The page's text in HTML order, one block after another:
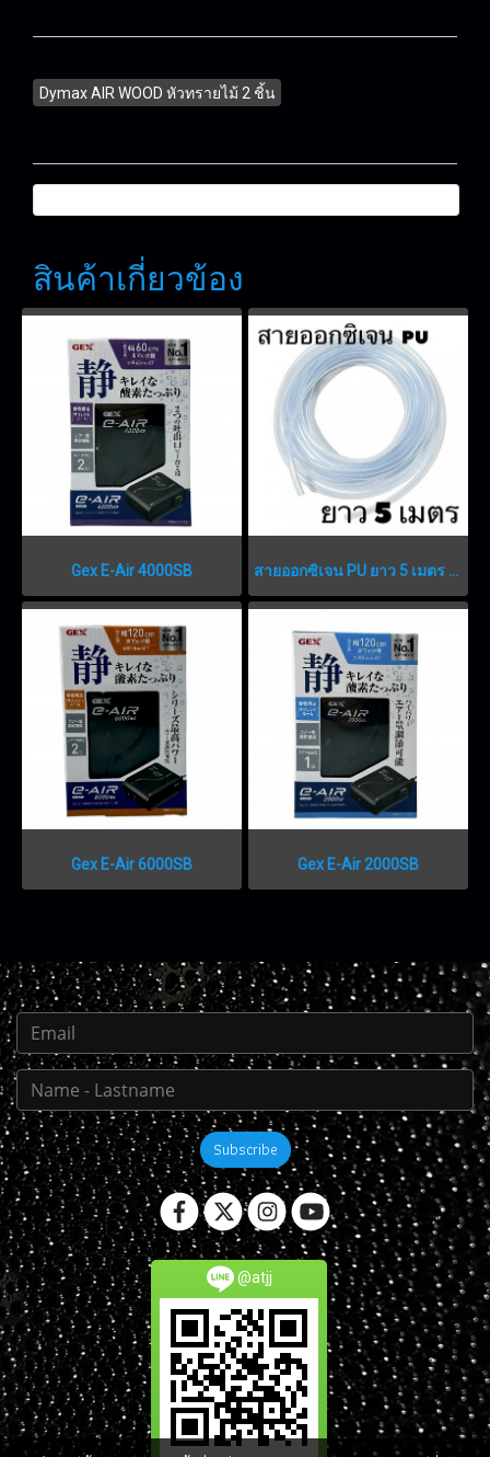
Dymax AIR WOOD หัวทรายไม้ 2 ชิ้น
สินค้าเกี่ยวข้อง
Gex E-Air 4000SB สายออกซิเจน PU ยาว 5 เมตร (แบบอ่อน)
Gex E-Air 6000SB Gex E-Air 2000SB
Subscribe
@atjj